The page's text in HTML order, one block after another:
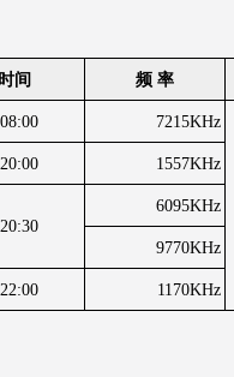
间 频 率
7215KHz
1557KHz
6095KHz
9770KHz
1170KHz